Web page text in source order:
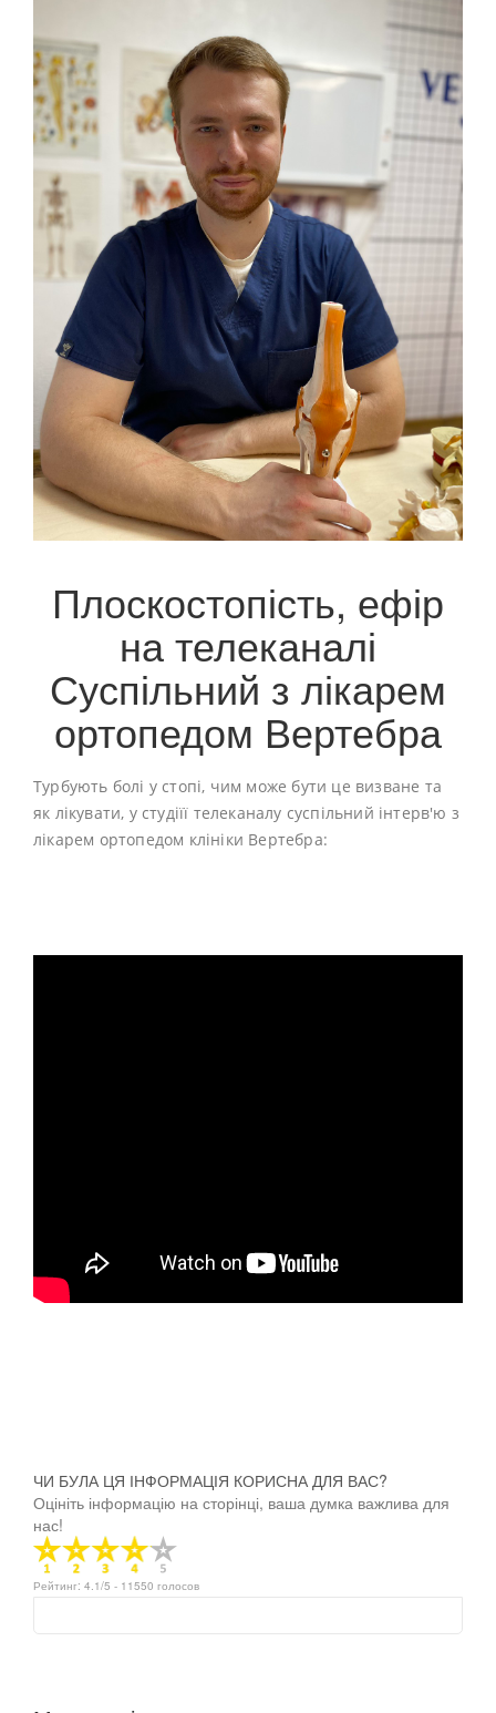
Плоскостопість, ефір
на телеканалі
Суспільний з лікарем
ортопедом Вертебра
Турбують болі у стопі, чим може бути це визване та
як лікувати, у студіїї телеканалу суспільний інтерв'ю з
лікарем ортопедом клініки Вертебра:
ЧИ БУЛА ЦЯ ІНФОРМАЦІЯ КОРИСНА ДЛЯ ВАС?
Оцініть інформацію на сторінці, ваша думка важлива для
нас!
Рейтинг: 4.1/5 - 11550 голосов